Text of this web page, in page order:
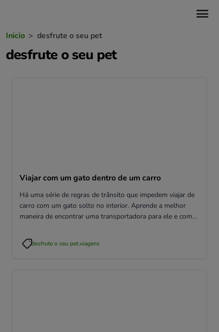
Inicio > desfrute o seu pet
desfrute o seu pet
Viajar com um gato dentro de um carro
Há uma série de regras de trânsito que impedem viajar de
carro com um gato solto no interior. Aprende a melhor
maneira de encontrar uma transportadora para ele e como
stressado e cause problemas.
desfrute o seu pet,viagens